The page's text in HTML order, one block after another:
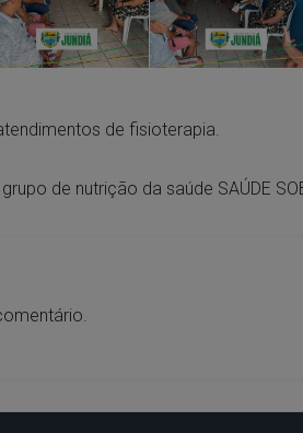
de fisioterapia.
de nutrição da saúde SAÚDE